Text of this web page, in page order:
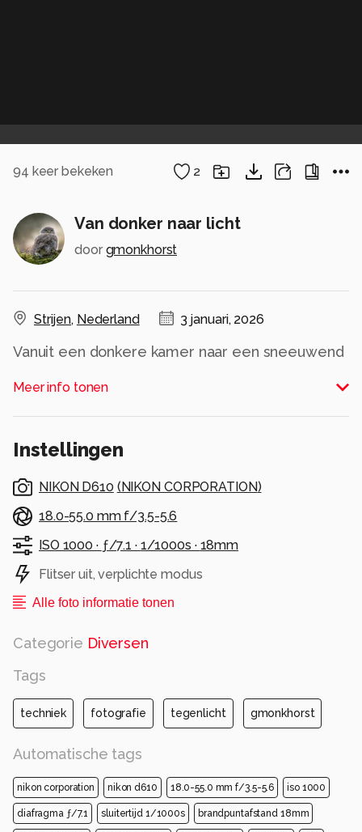
94 keer bekeken 2
Van donker naar licht
door gmonkhorst
Strijen, Nederland 3 januari, 2026
Vanuit een donkere kamer naar een sneeuwend
Meer info tonen
Instellingen
NIKON D610 (NIKON CORPORATION)
18.0-55.0 mm f/3.5-5.6
ISO 1000 · ƒ/7.1 · 1/1000s · 18mm
Flitser uit, verplichte modus
Alle foto informatie tonen
Categorie Diversen
Tags
techniek fotografie tegenlicht gmonkhorst
Automatische tags
nikon corporation nikon d610 18.0-55.0 mm f/3.5-5.6 iso 1000
diafragma ƒ/7.1 sluitertijd 1/1000s brandpuntafstand 18mm